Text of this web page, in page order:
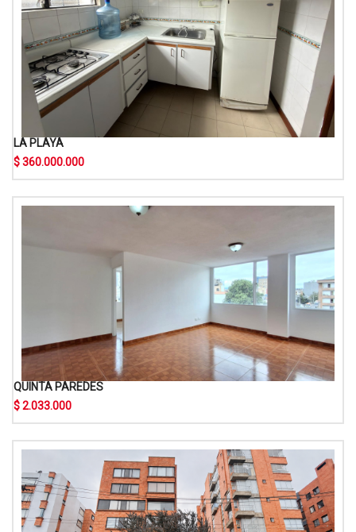
LA PLAYA
$ 360.000.000
QUINTA PAREDES
$ 2.033.000